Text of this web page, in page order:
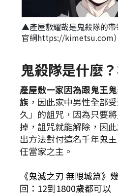
鬼殺隊是什麼
產屋敷一家因為跟鬼王
族 ，因此家中男性全部
久」的詛咒，因為只要
掉，詛咒就能解除，因
出方法對付這名千年鬼
任當家之主。
《鬼滅之刃 無限城篇》
回：12到1800歲都可以
▲產屋敷耀哉是鬼殺隊的帶
官網https://kimetsu.com）